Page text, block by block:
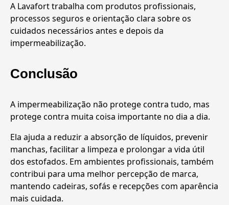
A Lavafort trabalha com produtos profissionais,
processos seguros e orientação clara sobre os
cuidados necessários antes e depois da
impermeabilização.
Conclusão
A impermeabilização não protege contra tudo, mas
protege contra muita coisa importante no dia a dia.
Ela ajuda a reduzir a absorção de líquidos, prevenir
manchas, facilitar a limpeza e prolongar a vida útil
dos estofados. Em ambientes profissionais, também
contribui para uma melhor percepção de marca,
mantendo cadeiras, sofás e recepções com aparência
mais cuidada.